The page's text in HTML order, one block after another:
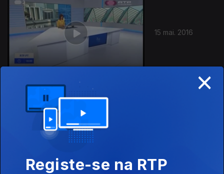
15 mai. 2016
×
Registe-se na RTP